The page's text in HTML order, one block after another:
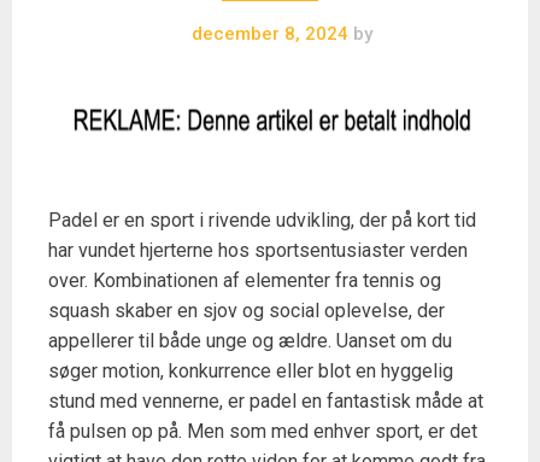
december 8, 2024 by
Padel er en sport i rivende udvikling, der på kort tid
har vundet hjerterne hos sportsentusiaster verden
over. Kombinationen af elementer fra tennis og
squash skaber en sjov og social oplevelse, der
appellerer til både unge og ældre. Uanset om du
søger motion, konkurrence eller blot en hyggelig
stund med vennerne, er padel en fantastisk måde at
få pulsen op på. Men som med enhver sport, er det